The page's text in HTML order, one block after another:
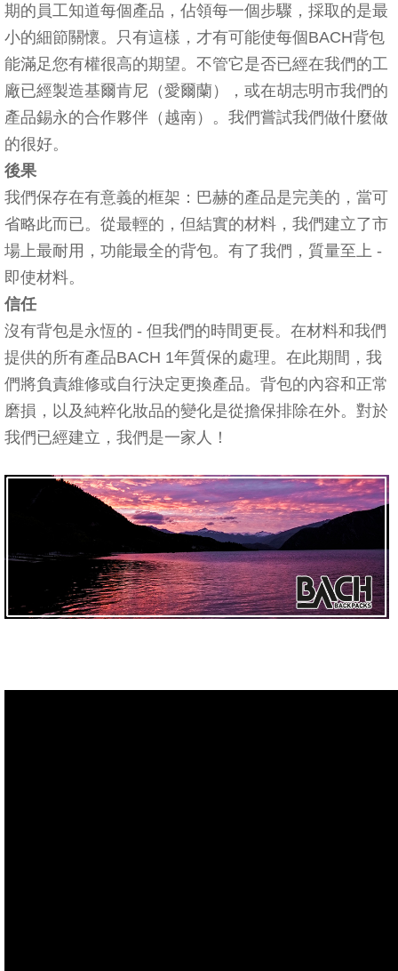
期的員工知道每個產品，佔領每一個步驟，採取的是最
小的細節關懷。只有這樣，才有可能使每個BACH背包
能滿足您有權很高的期望。不管它是否已經在我們的工
廠已經製造基爾肯尼（愛爾蘭），或在胡志明市我們的
產品錫永的合作夥伴（越南）。我們嘗試我們做什麼做
的很好。
後果
我們保存在有意義的框架：巴赫的產品是完美的，當可
省略此而已。從最輕的，但結實的材料，我們建立了市
場上最耐用，功能最全的背包。有了我們，質量至上 -
即使材料。
信任
沒有背包是永恆的 - 但我們的時間更長。在材料和我們
提供的所有產品BACH 1年質保的處理。在此期間，我
們將負責維修或自行決定更換產品。背包的內容和正常
磨損，以及純粹化妝品的變化是從擔保排除在外。對於
我們已經建立，我們是一家人！